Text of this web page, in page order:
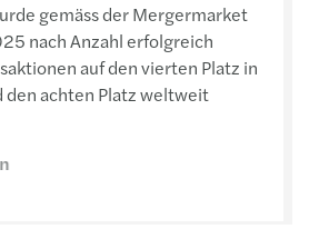
gemäss der Mergermarket
nach Anzahl erfolgreich
auf den vierten Platz in
den achten Platz weltweit